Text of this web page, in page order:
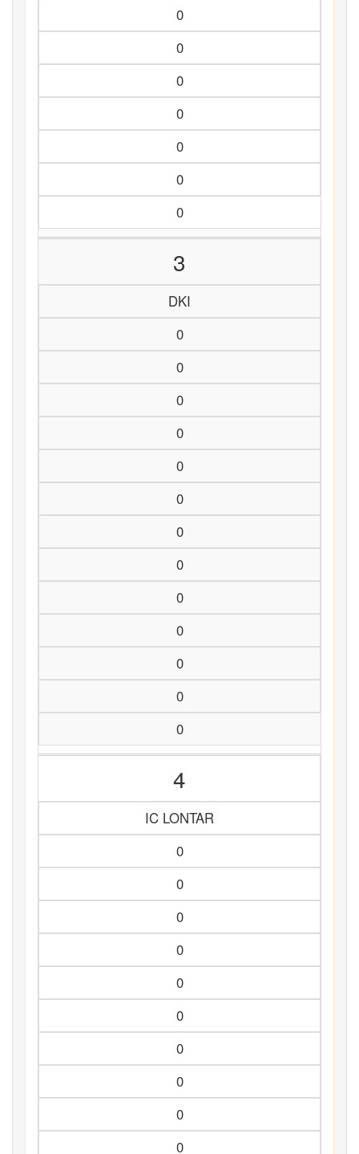
0
0
0
0
0
0
0
3
DKI
0
0
0
0
0
0
0
0
0
0
0
0
0
4
IC LONTAR
0
0
0
0
0
0
0
0
0
0